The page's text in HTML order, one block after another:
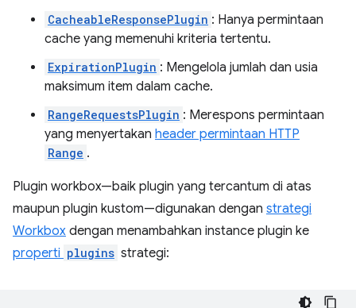
CacheableResponsePlugin : Hanya permintaan
cache yang memenuhi kriteria tertentu.
ExpirationPlugin : Mengelola jumlah dan usia
maksimum item dalam cache.
RangeRequestsPlugin : Merespons permintaan
yang menyertakan header permintaan HTTP
Range .
Plugin workbox—baik plugin yang tercantum di atas
maupun plugin kustom—digunakan dengan strategi
Workbox dengan menambahkan instance plugin ke
properti plugins strategi: